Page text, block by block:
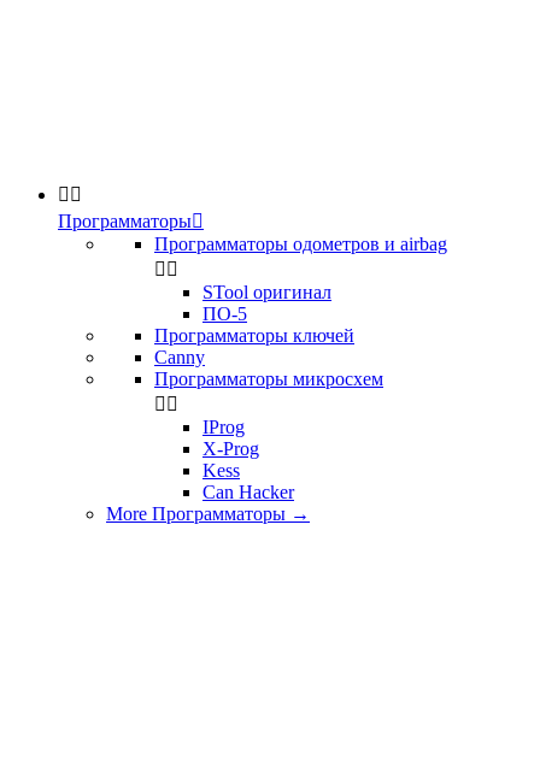
 
Программаторы
Программаторы одометров и airbag
 
STool оригинал
ПО-5
Программаторы ключей
Canny
Программаторы микросхем
 
IProg
X-Prog
Kess
Can Hacker
More Программаторы →